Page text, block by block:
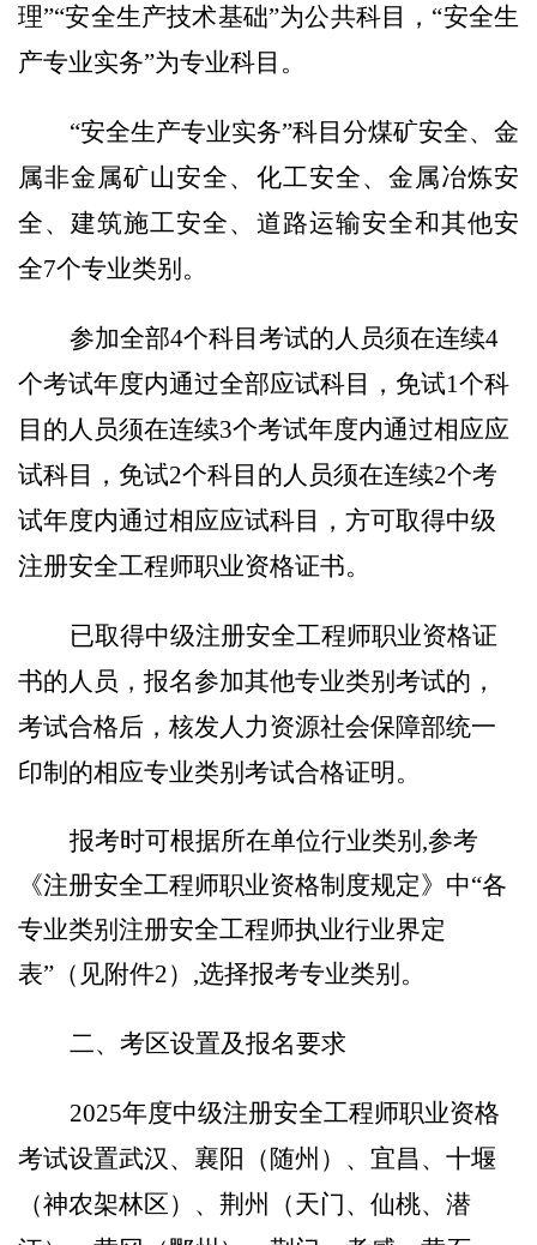
理”“安全生产技术基础”为公共科目，“安全生
产专业实务”为专业科目。
“安全生产专业实务”科目分煤矿安全、金
属非金属矿山安全、化工安全、金属冶炼安
全、建筑施工安全、道路运输安全和其他安
全7个专业类别。
参加全部4个科目考试的人员须在连续4
个考试年度内通过全部应试科目，免试1个科
目的人员须在连续3个考试年度内通过相应应
试科目，免试2个科目的人员须在连续2个考
试年度内通过相应应试科目，方可取得中级
注册安全工程师职业资格证书。
已取得中级注册安全工程师职业资格证
书的人员 ， 报名参加其他专业类别考试的，
考试合格后，核发人力资源社会保障部统一
印制的相应专业类别考试合格证明。
报考时可根据所在单位行业类别 ,参考
《注册安全工程师职业资格制度规定》中“各
专业类别注册安全工程师执业行业界定
表” （见附件2） ,选择报考专业类别。
二、考区设置及报名要求
2025年度中级注册安全工程师职业资格
考试设置武汉、襄阳（随州）、宜昌、十堰
（神农架林区）、荆州（天门、仙桃、潜